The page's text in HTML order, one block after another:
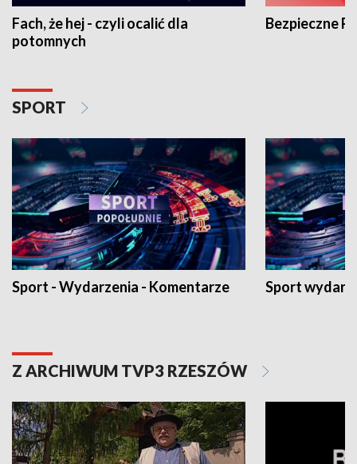
Fach, że hej - czyli ocalić dla
potomnych
Bezpieczne
SPORT
Sport - Wydarzenia - Komentarze Sport
Z ARCHIWUM TVP3 RZESZÓW